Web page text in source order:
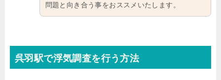
問題と向き合う事をおススメいたします。
呉羽駅で浮気調査を行う方法